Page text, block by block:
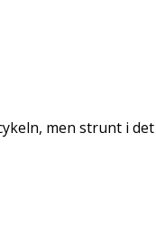
men strunt i